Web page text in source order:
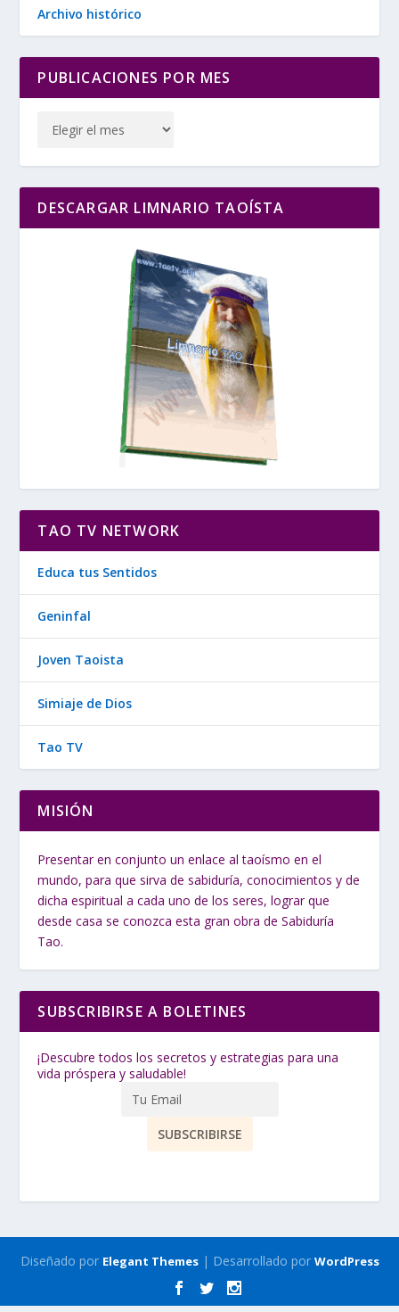
Archivo histórico
PUBLICACIONES POR MES
DESCARGAR LIMNARIO TAOÍSTA
TAO TV NETWORK
Educa tus Sentidos
Geninfal
Joven Taoista
Simiaje de Dios
Tao TV
MISIÓN
Presentar en conjunto un enlace al taoísmo en el
mundo, para que sirva de sabiduría, conocimientos y de
dicha espiritual a cada uno de los seres, lograr que
desde casa se conozca esta gran obra de Sabiduría
Tao.
SUBSCRIBIRSE A BOLETINES
¡Descubre todos los secretos y estrategias para una
vida próspera y saludable!
Diseñado por Elegant Themes| Desarrollado por WordPress